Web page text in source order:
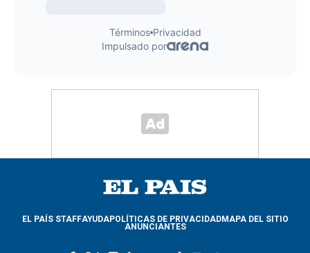
EL PAÍS STAFFAYUDAPOLÍTICAS DE PRIVACIDADMAPA DEL SITIO
ANUNCIANTES